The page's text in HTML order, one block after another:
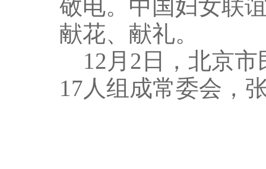
敬电。中国妇女联
献花、献礼。
12月2日，北京市
17人组成常委会，